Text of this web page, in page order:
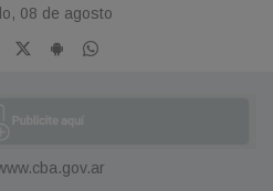
08 de agosto